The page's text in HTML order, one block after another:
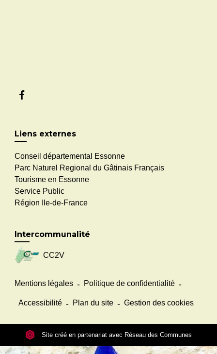
Liens externes
Conseil départemental Essonne
Parc Naturel Regional du Gâtinais Français
Tourisme en Essonne
Service Public
Région Ile-de-France
Intercommunalité
CC2V
Mentions légales - Politique de confidentialité -
Accessibilité - Plan du site - Gestion des cookies
Site créé en partenariat avec Réseau des Communes